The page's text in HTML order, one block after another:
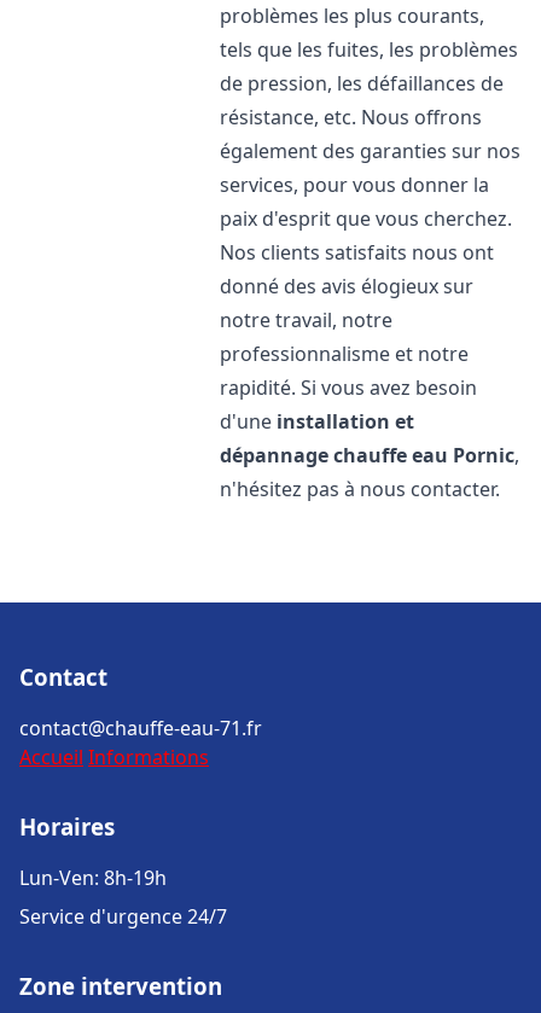
problèmes les plus courants,
tels que les fuites, les problèmes
de pression, les défaillances de
résistance, etc. Nous offrons
également des garanties sur nos
services, pour vous donner la
paix d'esprit que vous cherchez.
Nos clients satisfaits nous ont
donné des avis élogieux sur
notre travail, notre
professionnalisme et notre
rapidité. Si vous avez besoin
d'une installation et
dépannage chauffe eau Pornic,
n'hésitez pas à nous contacter.
Contact
contact@chauffe-eau-71.fr
Accueil Informations
Horaires
Lun-Ven: 8h-19h
Service d'urgence 24/7
Zone intervention